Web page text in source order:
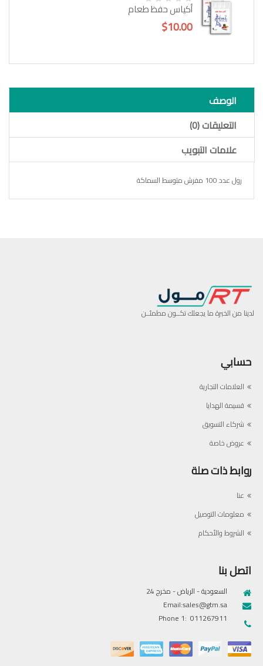
أكياس حفظ طعام
$10.00
الوصف
التعليقات (0)
علامات التبويب
رول عدد 100 مفرش متوسط السماكة
لدينا من الخبرة ما يجعلك تكــون مطمئــن
حسابي
العلامات التجارية
قسيمة الهدايا
شركاء التسويق
عروض خاصة
روابط ذات صلة
عنا
معلومات التوصيل
الشروط والأحكام
اتصل بنا
السعودية - الرياض - مخرج 24
Email:sales@gtm.sa
Phone 1: 011267911